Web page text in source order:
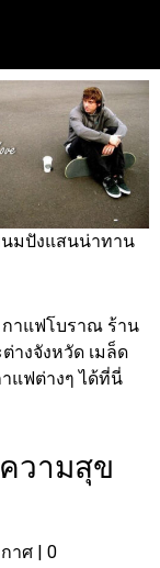
นมปังแสนน่าทาน
าแฟโบราณ ร้าน
างจังหวัด เมล็ด
แฟต่างๆ ได้ที่นี่
วามสุข
าศ | 0